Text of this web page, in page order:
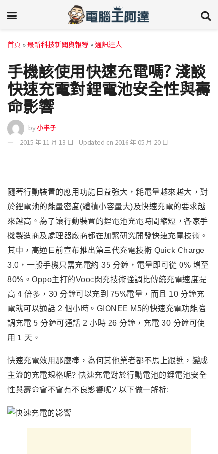
首頁 »最新科技新聞與報導 »通訊達人
手機該使用快速充電嗎? 淺談
快速充電對鋰電池安全性與壽
命影響
by小丰子
2015 年 11 月 13 日 - Updated on 2016 年 05 月 20 日
隨著行動裝置的應用功能日益強大，耗電量越來越大 ， 對
於鋰電池的能量密度(體積小容量大)及快速充電的要求越
來越高。為了讓行動裝置的鋰電池充電時間縮短 ， 各家手
機製造商及處理器廠商都在加緊研究開發快速充電技術。
其中 ， 高通日前宣布推出第三代充電技術 Quick Charge
3.0，一般手機只需充電約 35 分鐘，電量即可從 0% 增至
80%。Oppo主打的Vooc閃充技術強調比傳統充電速度提
高 4 倍多，30 分鐘可以充到 75%電量，而且 10 分鐘充
電就可以通話 2 個小時。GIONEE M5的快速充電功能強
調充電 5 分鐘可通話 2 小時 26 分鐘，充電 30 分鐘可使
用 1 天。
快速充電效用那麼棒 ， 為何其他業者都不馬上跟進，變成
主流的充電規格呢? 快速充電對於行動電池的鋰電池安全
性與壽命會不會有不良影響呢? 以下做一解析: